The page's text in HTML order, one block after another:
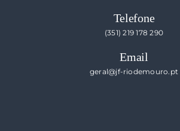
Telefone
(351) 219 178 290
Email
geral@jf-riodemouro.pt